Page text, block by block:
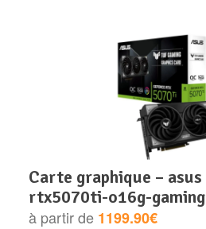
carte graphique – asus – tuf-
rtx5070ti-o16g-gaming
à partir de 1199.90€